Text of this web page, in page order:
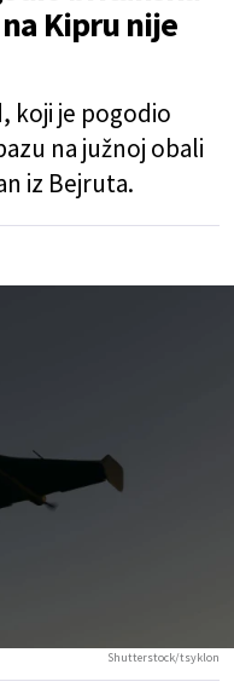
Kipru nije
koji je pogodio
na južnoj obali
iz Bejruta.
Shutterstock/tsyklon